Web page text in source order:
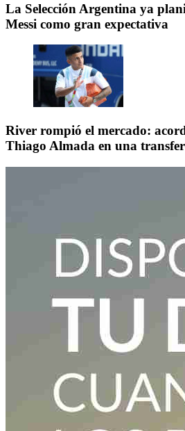
La Selección Argentina ya
Messi como gran expectativa
River rompió el mercado:
Thiago Almada en una